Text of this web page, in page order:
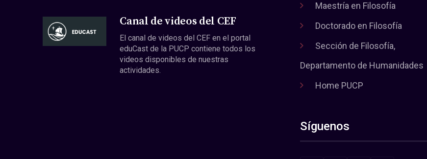
Canal de videos del CEF
El canal de videos del CEF en el portal
eduCast de la PUCP contiene todos los
videos disponibles de nuestras
actividades.
Maestría en Filosofía
Doctorado en Filosofía
Sección de Filosofía,
Departamento de Humanidades
Home PUCP
Síguenos